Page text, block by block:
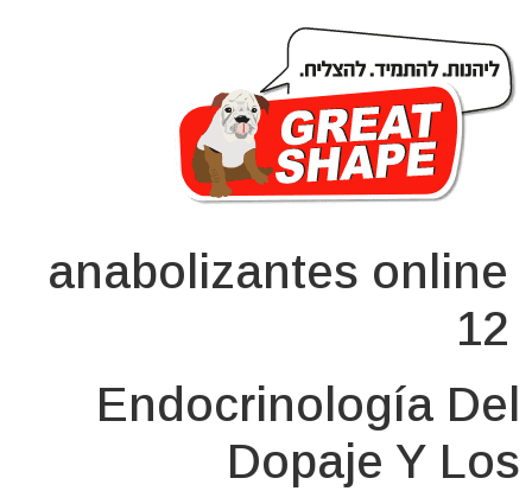
ana­bo­lizan­tes onli­ne
12
Endocrinología Del
Dopaje Y Los